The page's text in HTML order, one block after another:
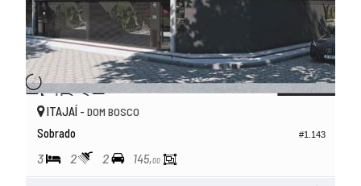
#1.143
ITAJAÍ - DOM BOSCO
Sobrado
3 2 2 145,00